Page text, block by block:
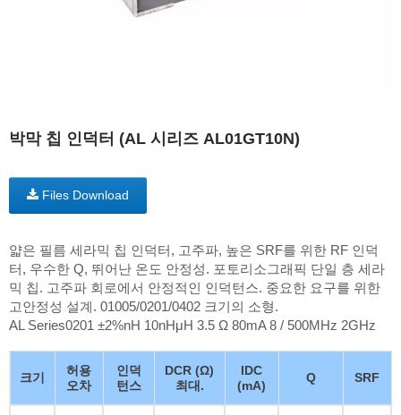
박막 칩 인덕터 (AL 시리즈 AL01GT10N)
Files Download
얇은 필름 세라믹 칩 인덕터, 고주파, 높은 SRF를 위한 RF 인덕
터, 우수한 Q, 뛰어난 온도 안정성. 포토리소그래픽 단일 층 세라
믹 칩. 고주파 회로에서 안정적인 인덕턴스. 중요한 요구를 위한
고안정성 설계. 01005/0201/0402 크기의 소형.
AL Series0201 ±2%nH 10nHμH 3.5 Ω 80mA 8 / 500MHz 2GHz
크기
허용
오차
인덕
턴스
DCR (Ω)
최대.
IDC
(mA)
Q SRF